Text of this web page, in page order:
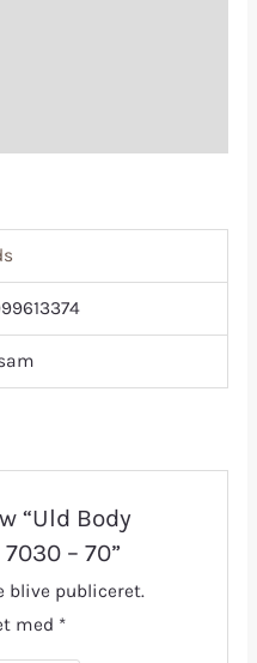
“Uld Body
– 70”
blive publiceret.
med *